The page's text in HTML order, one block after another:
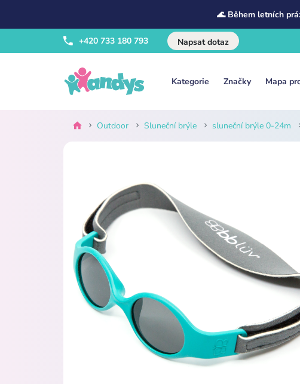
🌊 Během letních
+420 733 180 793 Napsat dotaz
Kategorie Značky Mapa
Outdoor Sluneční brýle sluneční brýle 0-24m